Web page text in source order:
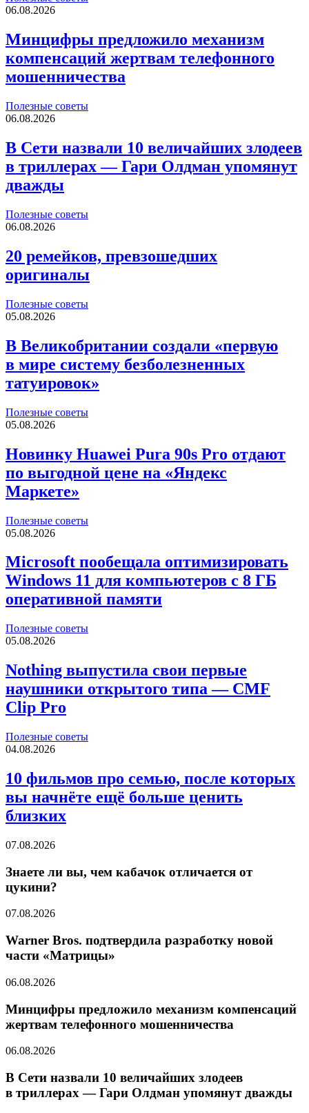
06.08.2026
Минцифры предложило механизм
компенсаций жертвам телефонного
мошенничества
Полезные советы
06.08.2026
В Сети назвали 10 величайших злодеев
в триллерах — Гари Олдман упомянут
дважды
Полезные советы
06.08.2026
20 ремейков, превзошедших
оригиналы
Полезные советы
05.08.2026
В Великобритании создали «первую
в мире систему безболезненных
татуировок»
Полезные советы
05.08.2026
Новинку Huawei Pura 90s Pro отдают
по выгодной цене на «Яндекс
Маркете»
Полезные советы
05.08.2026
Microsoft пообещала оптимизировать
Windows 11 для компьютеров с 8 ГБ
оперативной памяти
Полезные советы
05.08.2026
Nothing выпустила свои первые
наушники открытого типа — CMF
Clip Pro
Полезные советы
04.08.2026
10 фильмов про семью, после которых
вы начнёте ещё больше ценить
близких
07.08.2026
Знаете ли вы, чем кабачок отличается от
цукини?
07.08.2026
Warner Bros. подтвердила разработку новой
части «Матрицы»
06.08.2026
Минцифры предложило механизм компенсаций
жертвам телефонного мошенничества
06.08.2026
В Сети назвали 10 величайших злодеев
в триллерах — Гари Олдман упомянут дважды